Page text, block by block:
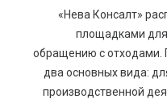
«Нева Консалт»
площадками для
обращению с отходами.
два основных вида:
производственной